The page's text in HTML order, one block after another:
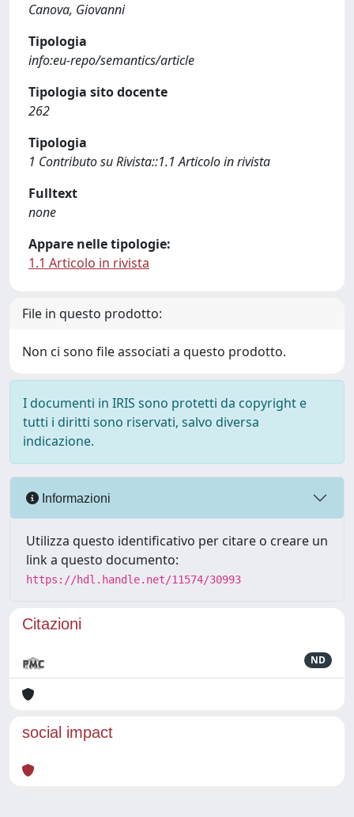
Canova, Giovanni
Tipologia
info:eu-repo/semantics/article
Tipologia sito docente
262
Tipologia
1 Contributo su Rivista::1.1 Articolo in rivista
Fulltext
none
Appare nelle tipologie:
1.1 Articolo in rivista
File in questo prodotto:
Non ci sono file associati a questo prodotto.
I documenti in IRIS sono protetti da copyright e
tutti i diritti sono riservati, salvo diversa
indicazione.
Informazioni
Utilizza questo identificativo per citare o creare un
link a questo documento:
https://hdl.handle.net/11574/30993
Citazioni
ND
social impact